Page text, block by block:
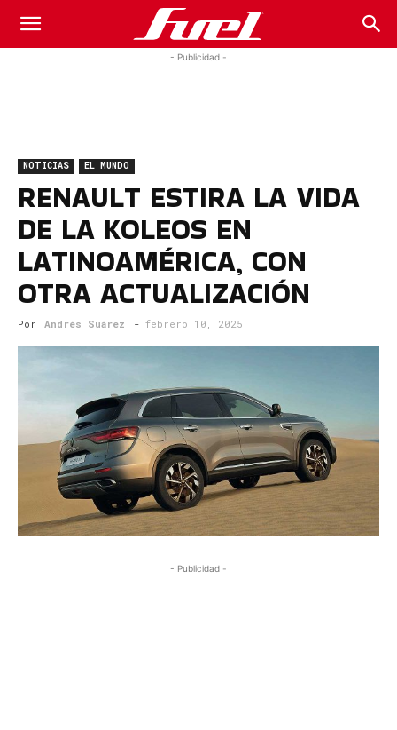
Fuel
Magazine
- Publicidad -
NOTICIAS EL MUNDO
RENAULT ESTIRA LA VIDA
DE LA KOLEOS EN
LATINOAMÉRICA, CON
OTRA ACTUALIZACIÓN
Por Andrés Suárez - febrero 10, 2025
- Publicidad -